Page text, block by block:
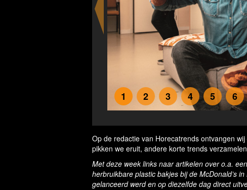
De Beren
1 2 3 4 5 6
Op de redactie van Horecatrends ontvangen
pikken we eruit, andere korte trends
Met deze week links naar artikelen over o.a.
herbruikbare plastic bakjes bij de McDonald’s
gelanceerd werd en op diezelfde dag direct